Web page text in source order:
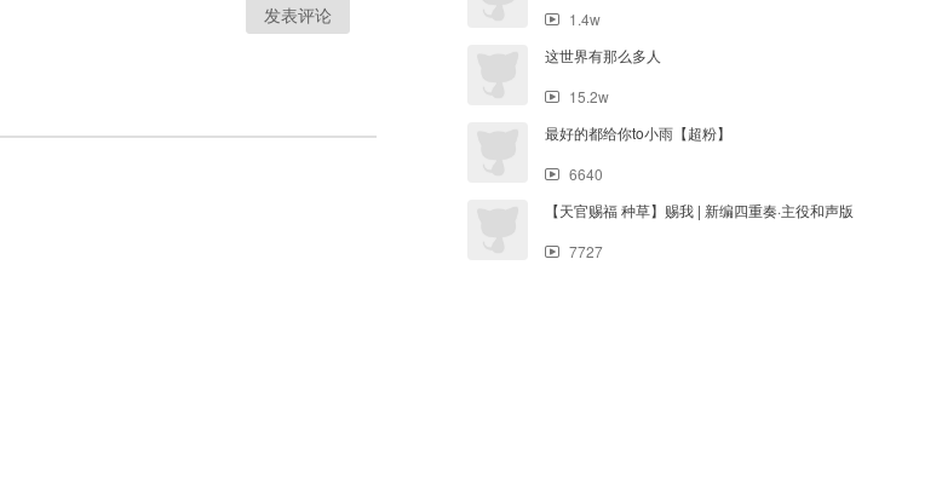
发表评论
1.4w
这世界有那么多人
15.2w
最好的都给你to小雨【超粉】
6640
【天官赐福 种草】赐我 | 新编四重奏·主役和声版
7727